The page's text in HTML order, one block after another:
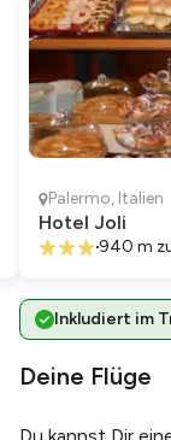
Palermo, Italien
Hotel Joli
940 m
Inkludiert im
Deine Flüge